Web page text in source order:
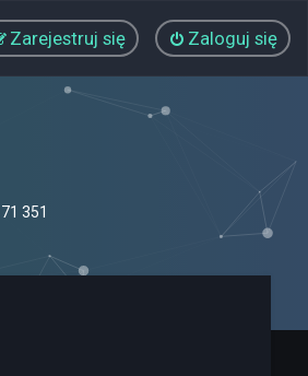
Zaloguj się
Zarejestruj się
351